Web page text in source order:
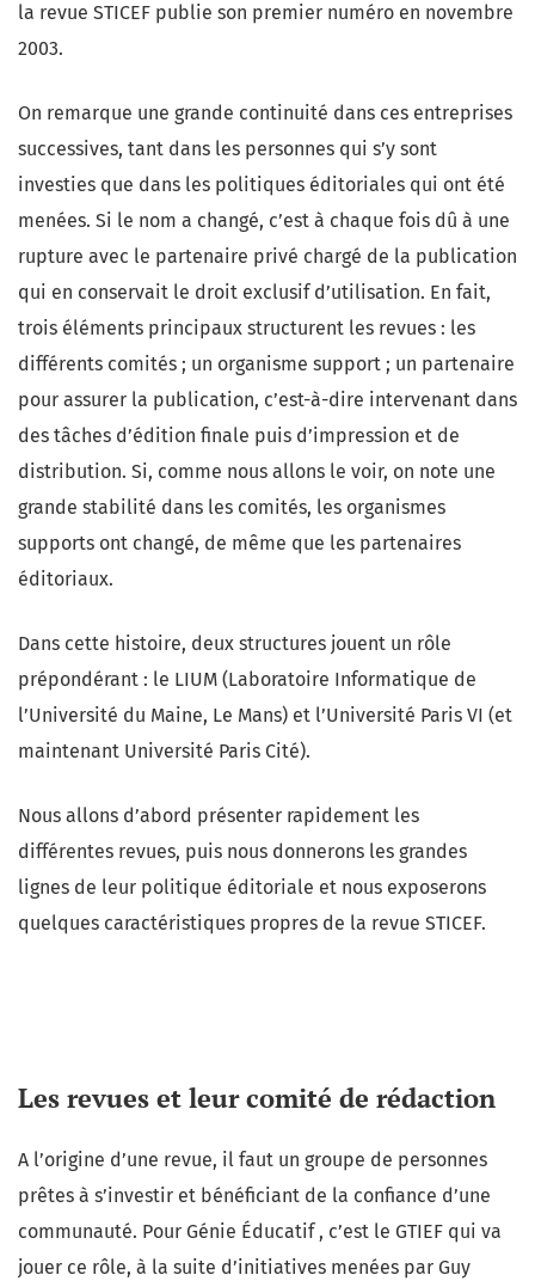
la revue STICEF publie son premier numéro en novembre
2003.
On remarque une grande continuité dans ces entreprises
successives, tant dans les personnes qui s’y sont
investies que dans les politiques éditoriales qui ont été
menées. Si le nom a changé, c’est à chaque fois dû à une
rupture avec le partenaire privé chargé de la publication
qui en conservait le droit exclusif d’utilisation. En fait,
trois éléments principaux structurent les revues : les
différents comités ; un organisme support ; un partenaire
pour assurer la publication, c’est-à-dire intervenant dans
des tâches d’édition finale puis d’impression et de
distribution. Si, comme nous allons le voir, on note une
grande stabilité dans les comités, les organismes
supports ont changé, de même que les partenaires
éditoriaux.
Dans cette histoire, deux structures jouent un rôle
prépondérant : le LIUM (Laboratoire Informatique de
l’Université du Maine, Le Mans) et l’Université Paris VI (et
maintenant Université Paris Cité).
Nous allons d’abord présenter rapidement les
différentes revues, puis nous donnerons les grandes
lignes de leur politique éditoriale et nous exposerons
quelques caractéristiques propres de la revue STICEF.
Les revues et leur comité de rédaction
A l’origine d’une revue, il faut un groupe de personnes
prêtes à s’investir et bénéficiant de la confiance d’une
communauté. Pour Génie Éducatif , c’est le GTIEF qui va
jouer ce rôle, à la suite d’initiatives menées par Guy